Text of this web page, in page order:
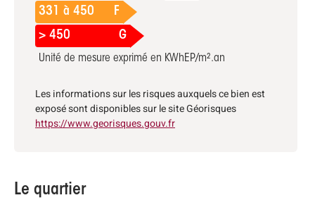
331 à 450
F
> 450
G
Unité de mesure exprimé en KWhEP/m².an
Les informations sur les risques auxquels ce bien est
exposé sont disponibles sur le site Géorisques
https://www.georisques.gouv.fr
Le quartier